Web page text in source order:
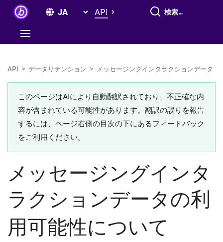
API すべて検索
API > データリテンション > メッセージングインタラクションデータ
このページはAIにより自動翻訳されており、不正確な内
容が含まれている可能性があります。翻訳の誤りを報告
するには、ページ右側の目次の下にあるフィードバック
をご利用ください。
メッセージングインタ
ラクションデータの利
用可能性について